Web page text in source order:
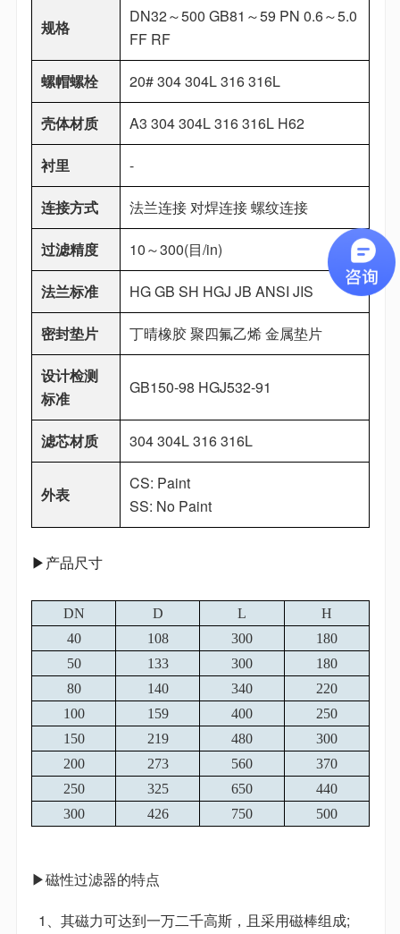
规格
DN32～500 GB81～59 PN 0.6～5.0
FF RF
螺帽螺栓 20# 304 304L 316 316L
壳体材质 A3 304 304L 316 316L H62
衬里 -
连接方式 法兰连接 对焊连接 螺纹连接
过滤精度 10～300(目/in)
法兰标准 HG GB SH HGJ JB ANSI JIS
密封垫片 丁晴橡胶 聚四氟乙烯 金属垫片
设计检测
标准
GB150-98 HGJ532-91
滤芯材质 304 304L 316 316L
外表
CS: Paint
SS: No Paint
▶产品尺寸
DN D L
H
40
108 300
180
50
133 300
180
80
140 340
220
100
159 400
250
150
219 480
300
200
273 560
370
250
325 650
440
300
426 750 500
▶磁性过滤器的特点
1、其磁力可达到一万二千高斯，且采用磁棒组成;